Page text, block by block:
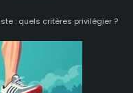
: quels critères privilégier ?